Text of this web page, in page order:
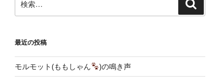
索:
最近の投稿
モルモット(ももしゃん )の鳴き声